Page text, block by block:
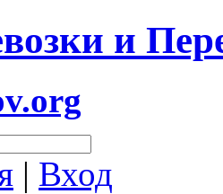
и
| Вход